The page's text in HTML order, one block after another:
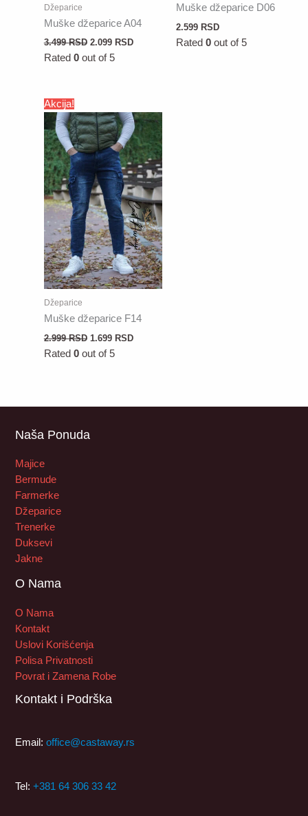
Džeparice
Muške džeparice A04
3.499RSD 2.099 RSD
Rated 0out of 5
Muške džeparice D06
2.599 RSD
Rated 0out of 5
Akcija!
Džeparice
Muške džeparice F14
2.999RSD 1.699 RSD
Rated 0out of 5
Naša Ponuda
Majice
Bermude
Farmerke
Džeparice
Trenerke
Duksevi
Jakne
O Nama
O Nama
Kontakt
Uslovi Korišćenja
Polisa Privatnosti
Povrat i Zamena Robe
Kontakt i Podrška
Email:office@castaway.rs
Tel:+381 64 306 33 42